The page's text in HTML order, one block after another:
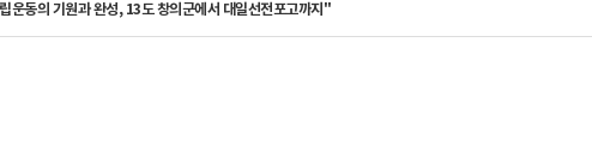
운동의 기원과 완성, 13도 창의군에서 대일선전포고까지"